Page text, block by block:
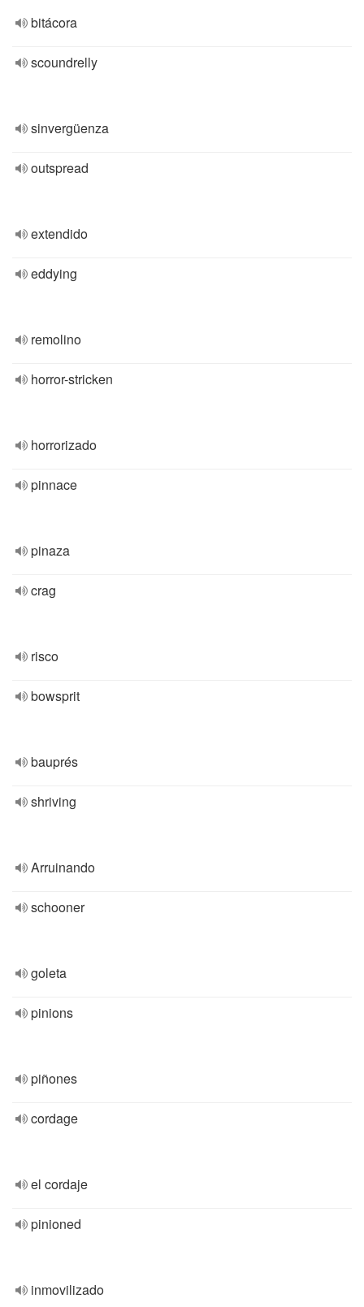
bitácora
scoundrelly
sinvergüenza
outspread
extendido
eddying
remolino
horror-stricken
horrorizado
pinnace
pinaza
crag
risco
bowsprit
bauprés
shriving
Arruinando
schooner
goleta
pinions
piñones
cordage
el cordaje
pinioned
inmovilizado